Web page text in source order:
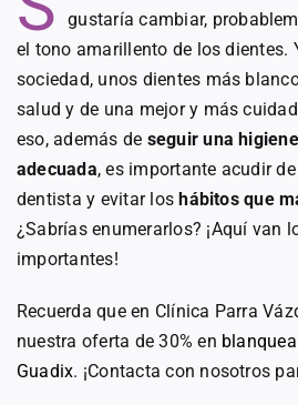
gustaría cambiar,
el tono amarillento de los dientes.
sociedad, unos dientes más
salud y de una mejor y más
eso, además de seguir una
adecuada, es importante acudir
dentista y evitar loshábitos que
¿Sabrías enumerarlos? ¡Aquí van
importantes!
Recuerda que en Clínica Parra
nuestra oferta de 30% en
Guadix. ¡Contacta con nosotros